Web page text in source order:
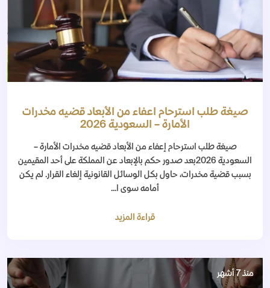
صيغة طلب استرحام اعفاء من الأبعاد قضيه مخدرات
الأمارة – السعودية 2026
صيغة طلب استرحام إعفاء من الأبعاد قضيه مخدرات الأمارة –
السعودية 2026بعد صدور حكم بالإبعاد عن المملكة على أحد المقيمين
بسبب قضية مخدرات، حاول بكل الوسائل القانونية إلغاء القرار. لم يكن
أمامه سوى ا...
قراءة المزيد
منذ 7 أشهر